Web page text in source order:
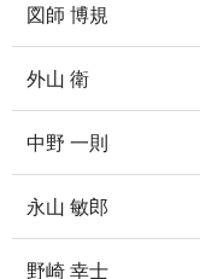
図師 博規
外山 衛
中野 一則
永山 敏郎
野崎 幸士